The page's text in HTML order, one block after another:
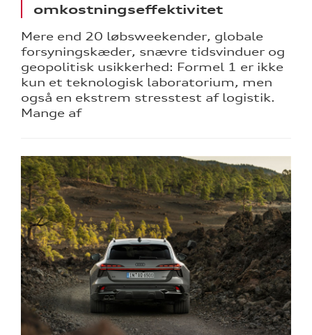
omkostningseffektivitet
Mere end 20 løbsweekender, globale
forsyningskæder, snævre tidsvinduer og
geopolitisk usikkerhed: Formel 1 er ikke
kun et teknologisk laboratorium, men
også en ekstrem stresstest af logistik.
Mange af